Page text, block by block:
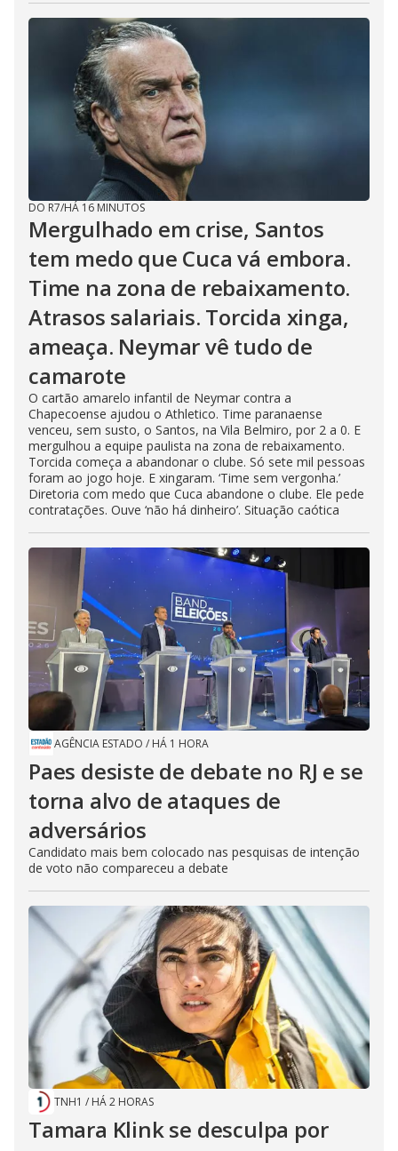
DO R7/HÁ 16 MINUTOS
Mergulhado em crise, Santos
tem medo que Cuca vá embora.
Time na zona de rebaixamento.
Atrasos salariais. Torcida xinga,
ameaça. Neymar vê tudo de
camarote
O cartão amarelo infantil de Neymar contra a
Chapecoense ajudou o Athletico. Time paranaense
venceu, sem susto, o Santos, na Vila Belmiro, por 2 a 0. E
mergulhou a equipe paulista na zona de rebaixamento.
Torcida começa a abandonar o clube. Só sete mil pessoas
foram ao jogo hoje. E xingaram. ‘Time sem vergonha.’
Diretoria com medo que Cuca abandone o clube. Ele pede
contratações. Ouve ‘não há dinheiro’. Situação caótica
AGÊNCIA ESTADO / HÁ 1 HORA
Paes desiste de debate no RJ e se
torna alvo de ataques de
adversários
Candidato mais bem colocado nas pesquisas de intenção
de voto não compareceu a debate
TNH1 / HÁ 2 HORAS
Tamara Klink se desculpa por